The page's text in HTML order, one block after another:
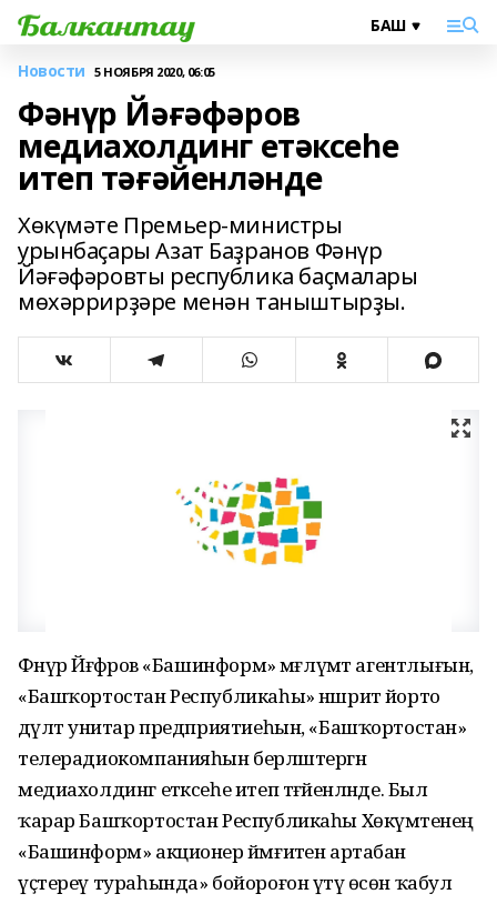
Новости 5 НОЯБРЯ 2020, 06:05
Фәнүр Йәғәфәров
медиахолдинг етәксеһе
итеп тәғәйенләнде
Хөкүмәте Премьер-министры
урынбаҫары Азат Баҙранов Фәнүр
Йәғәфәровты республика баҫмалары
мөхәррирҙәре менән таныштырҙы.
Фәнүр Йәғәфәров «Башинформ» мәғлүмәт агентлығын,
«Башҡортостан Республикаһы» нәшриәт йорто
дәүләт унитар предприятиеһын, «Башҡортостан»
телерадиокомпанияһын берләштергән
медиахолдинг етәксеһе итеп тәғәйенләнде. Был
ҡарар Башҡортостан Республикаһы Хөкүмәтенең
«Башинформ» акционер йәмғиәтен артабан
үҫтереү тураһында» бойороғон үтәү өсөн ҡабул